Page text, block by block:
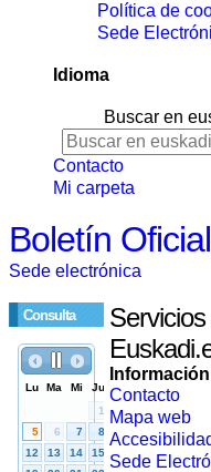
Política de
Sede
Idioma
Buscar en
Contacto
Mi carpeta
Boletín
Sede electrónica
Consulta
Contacto
Mapa web
Sede